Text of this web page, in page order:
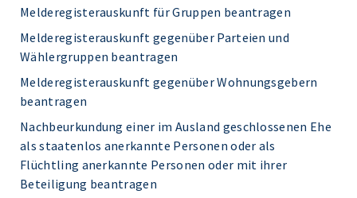
Melderegisterauskunft für Gruppen beantragen
Melderegisterauskunft gegenüber Parteien und
Wählergruppen beantragen
Melderegisterauskunft gegenüber Wohnungsgebern
beantragen
Nachbeurkundung einer im Ausland geschlossenen Ehe
als staatenlos anerkannte Personen oder als
Flüchtling anerkannte Personen oder mit ihrer
Beteiligung beantragen